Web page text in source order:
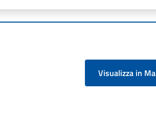
Visualizza in